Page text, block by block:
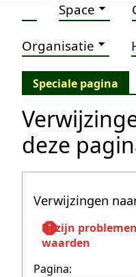
Space
Organisatie
Speciale pagina
deze
Verwijzingen
Er zijn
waarden
Pagina: